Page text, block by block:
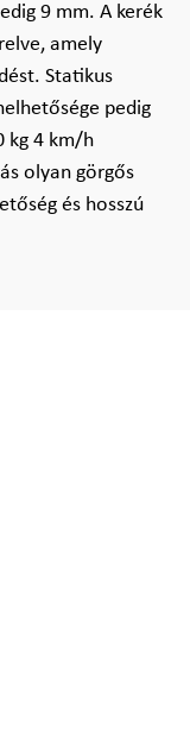
9 mm. A kerék
amely
Statikus
pedig
kg 4 km/h
olyan görgős
és hosszú